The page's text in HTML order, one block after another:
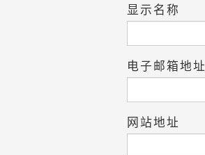
显示名称
电子邮箱地址
网站地址